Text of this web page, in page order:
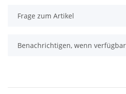
Frage zum Artikel
Benachrichtigen, wenn verfügbar